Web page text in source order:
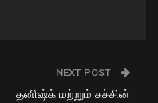
NEXT POST
தனிஷ்க் மற்றும் சச்சின்